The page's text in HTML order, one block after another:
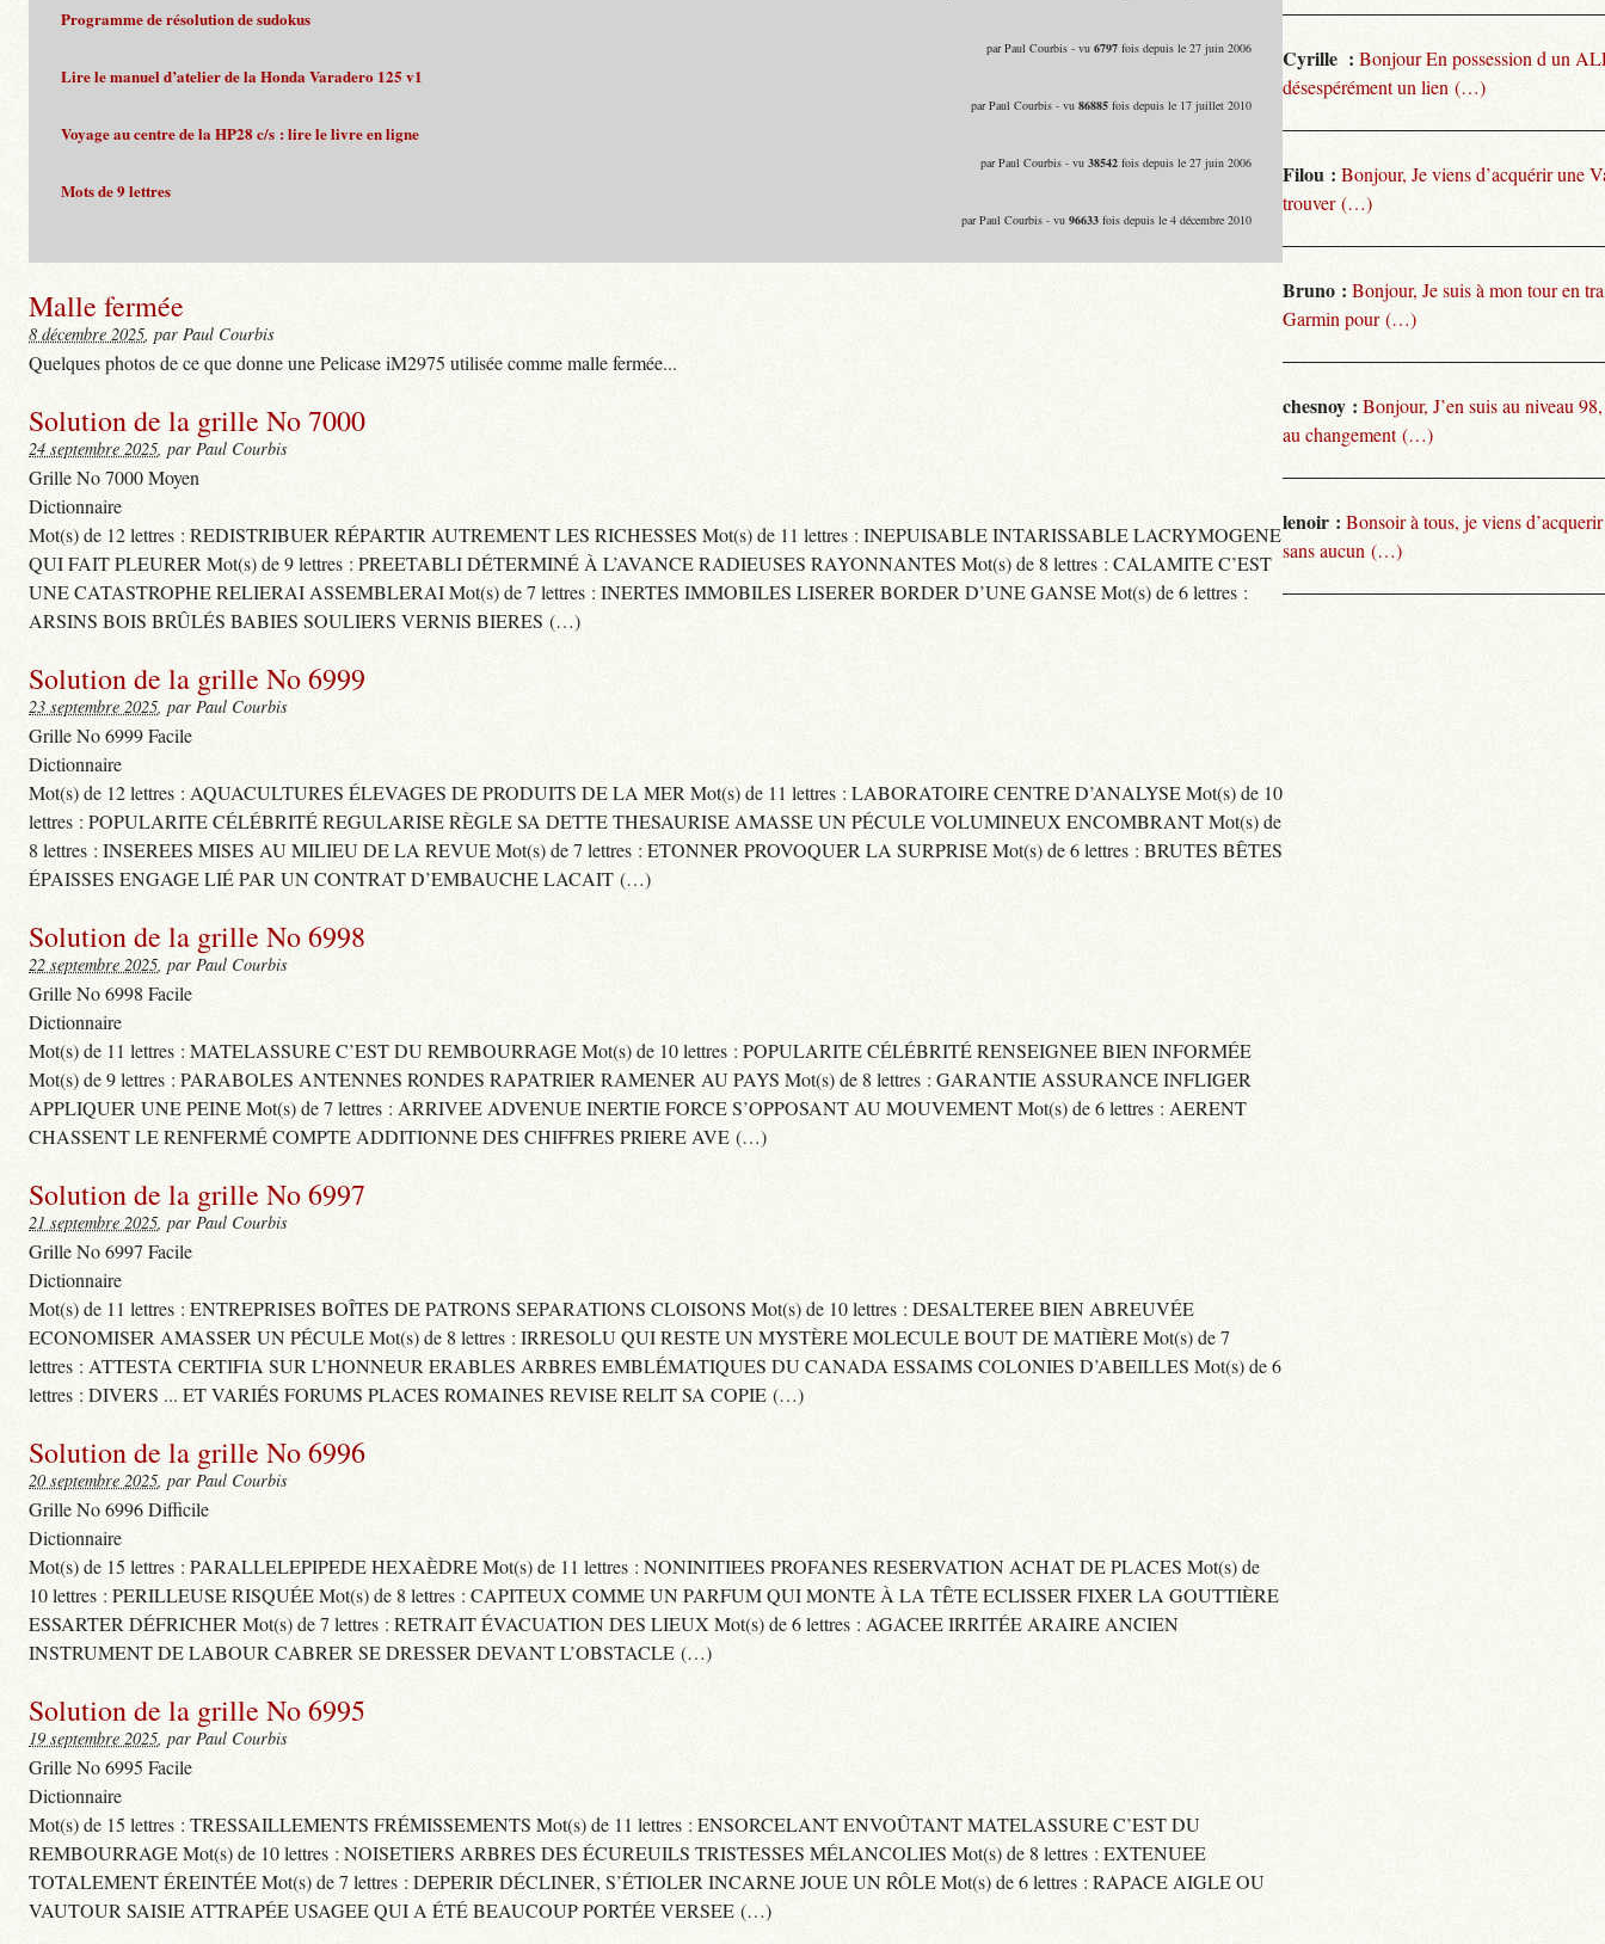
Programme de résolution de sudokus
par Paul Courbis - vu 6797fois depuis le 27 juin 2006
Lire le manuel d’atelier de la Honda Varadero 125 v1
par Paul Courbis - vu 86885fois depuis le 17 juillet 2010
Voyage au centre de la HP28 c/s : lire le livre en ligne
par Paul Courbis - vu 38542fois depuis le 27 juin 2006
Mots de 9 lettres
par Paul Courbis - vu 96633fois depuis le 4 décembre 2010
Malle fermée
8 décembre 2025, par Paul Courbis
Quelques photos de ce que donne une Pelicase iM2975 utilisée comme malle fermée...
Solution de la grille No 7000
24 septembre 2025, par Paul Courbis
Grille No 7000 Moyen
Dictionnaire
Mot(s) de 12 lettres : REDISTRIBUER RÉPARTIR AUTREMENT LES RICHESSES Mot(s) de 11 lettres : INEPUISABLE INTARISSABLE LACRYMOGENE
QUI FAIT PLEURER Mot(s) de 9 lettres : PREETABLI DÉTERMINÉ À L’AVANCE RADIEUSES RAYONNANTES Mot(s) de 8 lettres : CALAMITE C’EST
UNE CATASTROPHE RELIERAI ASSEMBLERAI Mot(s) de 7 lettres : INERTES IMMOBILES LISERER BORDER D’UNE GANSE Mot(s) de 6 lettres :
ARSINS BOIS BRÛLÉS BABIES SOULIERS VERNIS BIERES (…)
Solution de la grille No 6999
23 septembre 2025, par Paul Courbis
Grille No 6999 Facile
Dictionnaire
Mot(s) de 12 lettres : AQUACULTURES ÉLEVAGES DE PRODUITS DE LA MER Mot(s) de 11 lettres : LABORATOIRE CENTRE D’ANALYSE Mot(s) de 10
lettres : POPULARITE CÉLÉBRITÉ REGULARISE RÈGLE SA DETTE THESAURISE AMASSE UN PÉCULE VOLUMINEUX ENCOMBRANT Mot(s) de
8 lettres : INSEREES MISES AU MILIEU DE LA REVUE Mot(s) de 7 lettres : ETONNER PROVOQUER LA SURPRISE Mot(s) de 6 lettres : BRUTES BÊTES
ÉPAISSES ENGAGE LIÉ PAR UN CONTRAT D’EMBAUCHE LACAIT (…)
Solution de la grille No 6998
22 septembre 2025, par Paul Courbis
Grille No 6998 Facile
Dictionnaire
Mot(s) de 11 lettres : MATELASSURE C’EST DU REMBOURRAGE Mot(s) de 10 lettres : POPULARITE CÉLÉBRITÉ RENSEIGNEE BIEN INFORMÉE
Mot(s) de 9 lettres : PARABOLES ANTENNES RONDES RAPATRIER RAMENER AU PAYS Mot(s) de 8 lettres : GARANTIE ASSURANCE INFLIGER
APPLIQUER UNE PEINE Mot(s) de 7 lettres : ARRIVEE ADVENUE INERTIE FORCE S’OPPOSANT AU MOUVEMENT Mot(s) de 6 lettres : AERENT
CHASSENT LE RENFERMÉ COMPTE ADDITIONNE DES CHIFFRES PRIERE AVE (…)
Solution de la grille No 6997
21 septembre 2025, par Paul Courbis
Grille No 6997 Facile
Dictionnaire
Mot(s) de 11 lettres : ENTREPRISES BOÎTES DE PATRONS SEPARATIONS CLOISONS Mot(s) de 10 lettres : DESALTEREE BIEN ABREUVÉE
ECONOMISER AMASSER UN PÉCULE Mot(s) de 8 lettres : IRRESOLU QUI RESTE UN MYSTÈRE MOLECULE BOUT DE MATIÈRE Mot(s) de 7
lettres : ATTESTA CERTIFIA SUR L’HONNEUR ERABLES ARBRES EMBLÉMATIQUES DU CANADA ESSAIMS COLONIES D’ABEILLES Mot(s) de 6
lettres : DIVERS ... ET VARIÉS FORUMS PLACES ROMAINES REVISE RELIT SA COPIE (…)
Solution de la grille No 6996
20 septembre 2025, par Paul Courbis
Grille No 6996 Difficile
Dictionnaire
Mot(s) de 15 lettres : PARALLELEPIPEDE HEXAÈDRE Mot(s) de 11 lettres : NONINITIEES PROFANES RESERVATION ACHAT DE PLACES Mot(s) de
10 lettres : PERILLEUSE RISQUÉE Mot(s) de 8 lettres : CAPITEUX COMME UN PARFUM QUI MONTE À LA TÊTE ECLISSER FIXER LA GOUTTIÈRE
ESSARTER DÉFRICHER Mot(s) de 7 lettres : RETRAIT ÉVACUATION DES LIEUX Mot(s) de 6 lettres : AGACEE IRRITÉE ARAIRE ANCIEN
INSTRUMENT DE LABOUR CABRER SE DRESSER DEVANT L’OBSTACLE (…)
Solution de la grille No 6995
19 septembre 2025, par Paul Courbis
Grille No 6995 Facile
Dictionnaire
Mot(s) de 15 lettres : TRESSAILLEMENTS FRÉMISSEMENTS Mot(s) de 11 lettres : ENSORCELANT ENVOÛTANT MATELASSURE C’EST DU
REMBOURRAGE Mot(s) de 10 lettres : NOISETIERS ARBRES DES ÉCUREUILS TRISTESSES MÉLANCOLIES Mot(s) de 8 lettres : EXTENUEE
TOTALEMENT ÉREINTÉE Mot(s) de 7 lettres : DEPERIR DÉCLINER, S’ÉTIOLER INCARNE JOUE UN RÔLE Mot(s) de 6 lettres : RAPACE AIGLE OU
VAUTOUR SAISIE ATTRAPÉE USAGEE QUI A ÉTÉ BEAUCOUP PORTÉE VERSEE (…)
Cyrille : Bonjour En possession d un
désespérément un lien (…)
Filou : Bonjour, Je viens d’acquérir une
trouver (…)
Bruno : Bonjour, Je suis à mon tour en
Garmin pour (…)
chesnoy : Bonjour, J’en suis au niveau
au changement (…)
lenoir : Bonsoir à tous, je viens
sans aucun (…)